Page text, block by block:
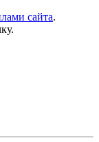
сайта.